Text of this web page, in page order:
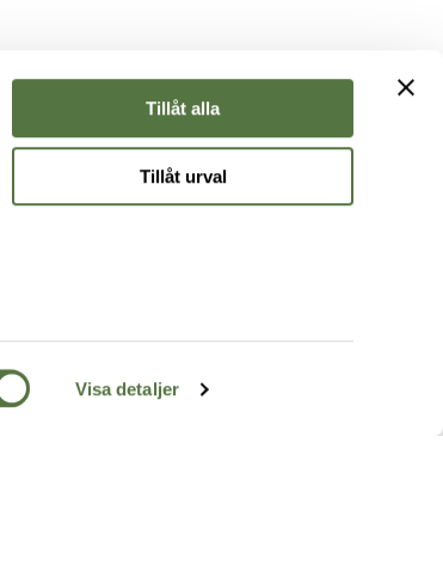
Visa detaljer
Tillåt alla
Tillåt urval